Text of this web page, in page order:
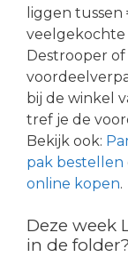
liggen tussen
Destrooper
bij de winkel
tref je de
Bekijk ook:
pak bestellen
online kopen.
Deze week
in de folder?